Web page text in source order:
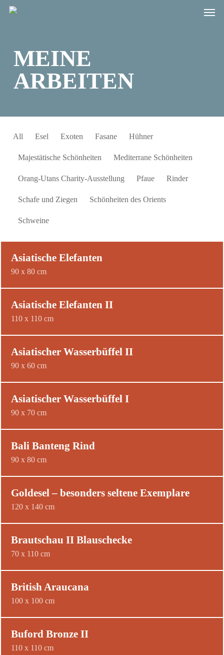
Skip
content
Menu
MEINE
ARBEITEN
All Esel Exoten Fasane Hühner
Majestätische Schönheiten Mediterrane Schönheiten
Orang-Utans Charity-Ausstellung Pfaue Rinder
Schafe und Ziegen Schönheiten des Orients
Schweine
Asiatische Elefanten
90 x 80 cm
Asiatische Elefanten II
110 x 110 cm
Asiatischer Wasserbüffel II
90 x 60 cm
Asiatischer Wasserbüffel I
90 x 70 cm
Bali Banteng Rind
90 x 80 cm
Goldesel – besonders seltene Exemplare
120 x 140 cm
Brautschau II Blauschecke
70 x 110 cm
British Araucana
100 x 100 cm
Buford Bronze II
110 x 110 cm